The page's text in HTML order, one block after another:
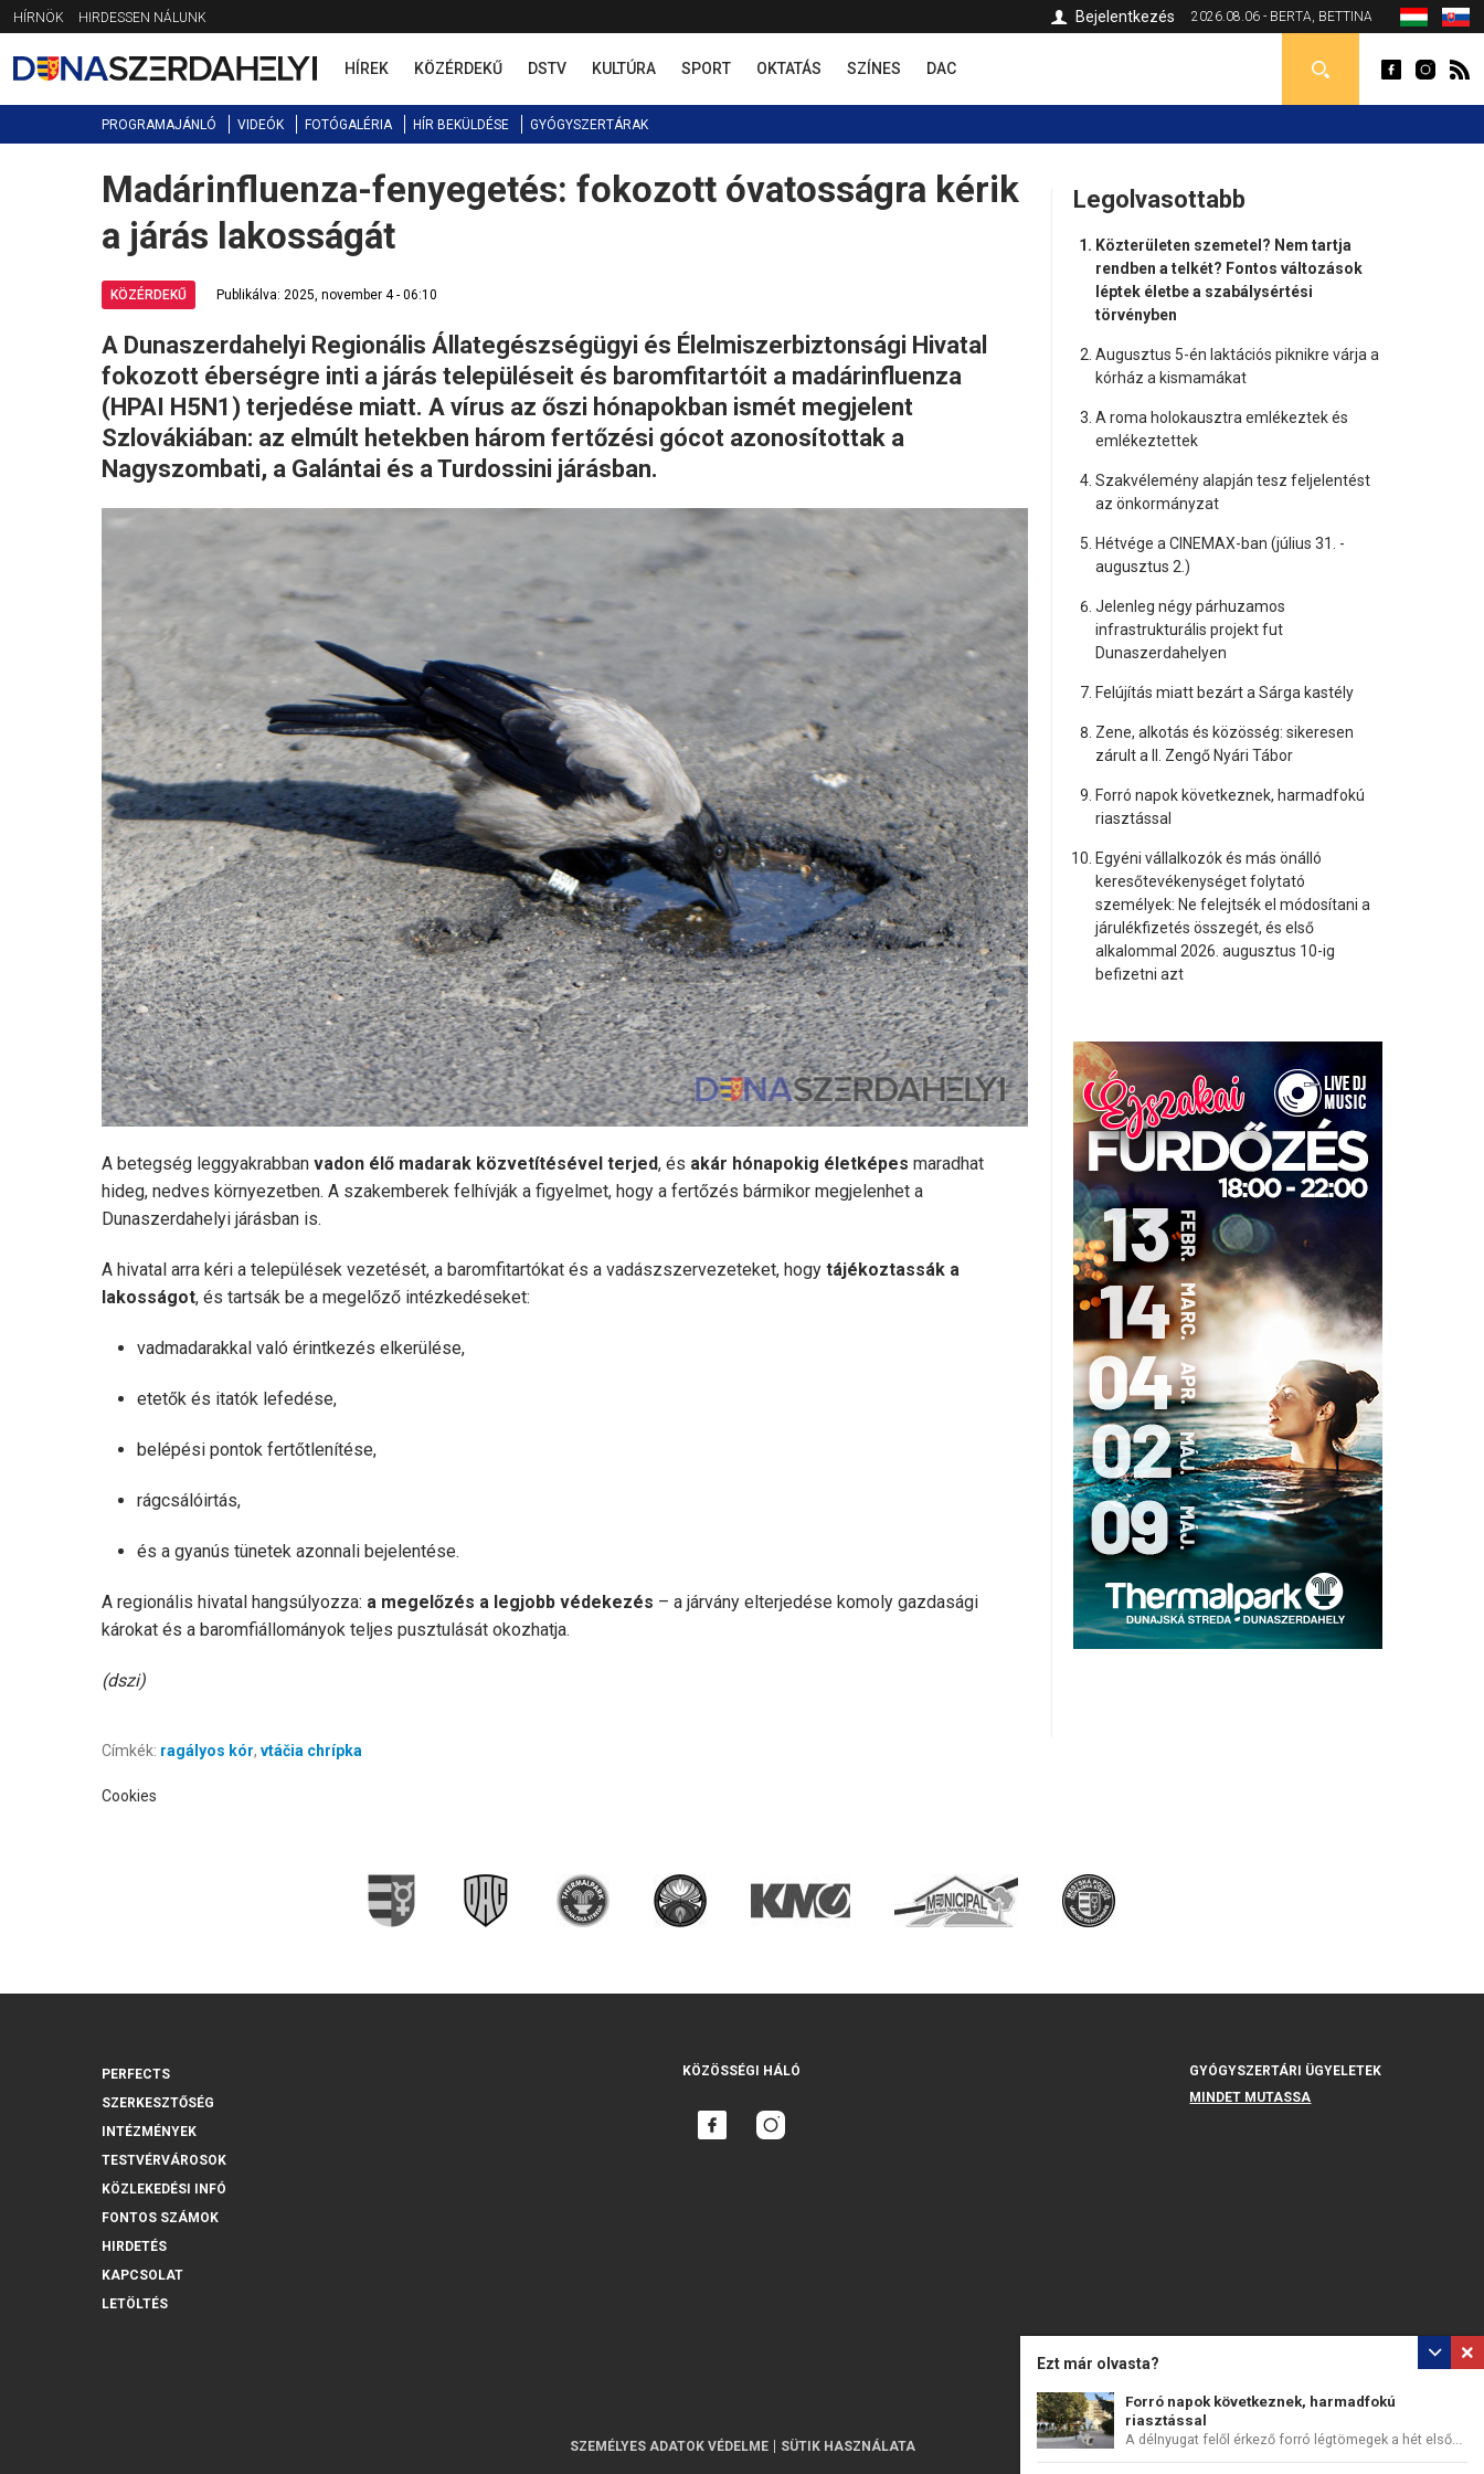
Jump
to
navigation
HÍRNÖK HIRDESSEN NÁLUNK 2026.08.06 - BERTA, BETTINA
Bejelentkezés
HÍREK KÖZÉRDEKŰ DSTV KULTÚRA SPORT OKTATÁS SZÍNES DAC
PROGRAMAJÁNLÓ VIDEÓK FOTÓGALÉRIA HÍR BEKÜLDÉSE GYÓGYSZERTÁRAK
Back
to
Madárinfluenza-fenyegetés: fokozott óvatosságra kérik
a járás lakosságát
KÖZÉRDEKŰ Publikálva: 2025, november 4 - 06:10
A Dunaszerdahelyi Regionális Állategészségügyi és Élelmiszerbiztonsági Hivatal
fokozott éberségre inti a járás településeit és baromfitartóit a madárinfluenza
(HPAI H5N1) terjedése miatt. A vírus az őszi hónapokban ismét megjelent
Szlovákiában: az elmúlt hetekben három fertőzési gócot azonosítottak a
Nagyszombati, a Galántai és a Turdossini járásban.
A betegség leggyakrabban vadon élő madarak közvetítésével terjed, és akár hónapokig életképes maradhat
hideg, nedves környezetben. A szakemberek felhívják a figyelmet, hogy a fertőzés bármikor megjelenhet a
Dunaszerdahelyi járásban is.
A hivatal arra kéri a települések vezetését, a baromfitartókat és a vadászszervezeteket, hogy tájékoztassák a
lakosságot, és tartsák be a megelőző intézkedéseket:
vadmadarakkal való érintkezés elkerülése,
etetők és itatók lefedése,
belépési pontok fertőtlenítése,
rágcsálóirtás,
és a gyanús tünetek azonnali bejelentése.
A regionális hivatal hangsúlyozza: a megelőzés a legjobb védekezés – a járvány elterjedése komoly gazdasági
károkat és a baromfiállományok teljes pusztulását okozhatja.
(dszi)
Ezt már olvasta?
Forró napok következnek, harmadfokú
riasztással
A délnyugat felől érkező forró légtömegek a hét első...
Címkék: ragályos kór, vtáčia chrípka
Cookies
Legolvasottabb
Közterületen szemetel? Nem tartja
rendben a telkét? Fontos változások
léptek életbe a szabálysértési
törvényben
Augusztus 5-én laktációs piknikre várja a
kórház a kismamákat
A roma holokausztra emlékeztek és
emlékeztettek
Szakvélemény alapján tesz feljelentést
az önkormányzat
Hétvége a CINEMAX-ban (július 31. -
augusztus 2.)
Jelenleg négy párhuzamos
infrastrukturális projekt fut
Dunaszerdahelyen
Felújítás miatt bezárt a Sárga kastély
Zene, alkotás és közösség: sikeresen
zárult a II. Zengő Nyári Tábor
Forró napok következnek, harmadfokú
riasztással
Egyéni vállalkozók és más önálló
keresőtevékenységet folytató
személyek: Ne felejtsék el módosítani a
járulékfizetés összegét, és első
alkalommal 2026. augusztus 10-ig
befizetni azt
PERFECTS
SZERKESZTŐSÉG
INTÉZMÉNYEK
TESTVÉRVÁROSOK
KÖZLEKEDÉSI INFÓ
FONTOS SZÁMOK
HIRDETÉS
KAPCSOLAT
LETÖLTÉS
KÖZÖSSÉGI HÁLÓ
GYÓGYSZERTÁRI ÜGYELETEK
MINDET MUTASSA
SZEMÉLYES ADATOK VÉDELME SÜTIK HASZNÁLATA